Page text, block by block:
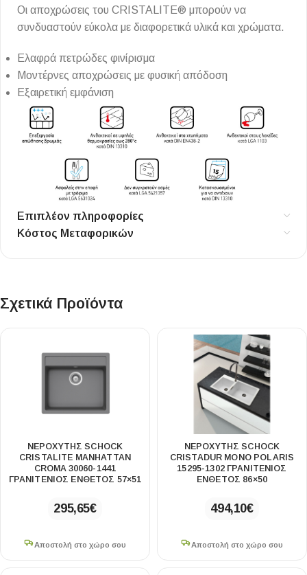
Οι αποχρώσεις του CRISTALITE® μπορούν να
συνδυαστούν εύκολα με διαφορετικά υλικά και χρώματα.
Ελαφρά πετρώδες φινίρισμα
Μοντέρνες αποχρώσεις με φυσική απόδοση
Εξαιρετική εμφάνιση
Επιπλέον πληροφορίες
Κόστος Μεταφορικών
Σχετικά Προϊόντα
ΝΕΡΟΧΥΤΗΣ SCHOCK
CRISTALITE MANHATTAN
CROMA 30060-1441
ΓΡΑΝΙΤΕΝΙΟΣ ΕΝΘΕΤΟΣ 57×51
295,65€
Αποστολή στο χώρο σου
ΝΕΡΟΧΥΤΗΣ SCHOCK
CRISTADUR MONO POLARIS
15295-1302 ΓΡΑΝΙΤΕΝΙΟΣ
ΕΝΘΕΤΟΣ 86×50
494,10€
Αποστολή στο χώρο σου